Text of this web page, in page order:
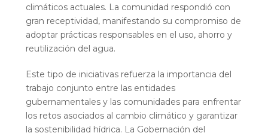
climáticos actuales. La comunidad respondió con
gran receptividad, manifestando su compromiso de
adoptar prácticas responsables en el uso, ahorro y
reutilización del agua.
Este tipo de iniciativas refuerza la importancia del
trabajo conjunto entre las entidades
gubernamentales y las comunidades para enfrentar
los retos asociados al cambio climático y garantizar
la sostenibilidad hídrica. La Gobernación del